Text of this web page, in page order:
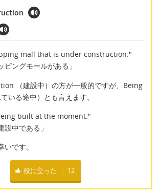
mall that is under construction."
ピングモールがある」
（建設中）の方が一般的ですが、Being
いる途中）とも言えます。
built at the moment."
設中である」
です。
役に立った 12